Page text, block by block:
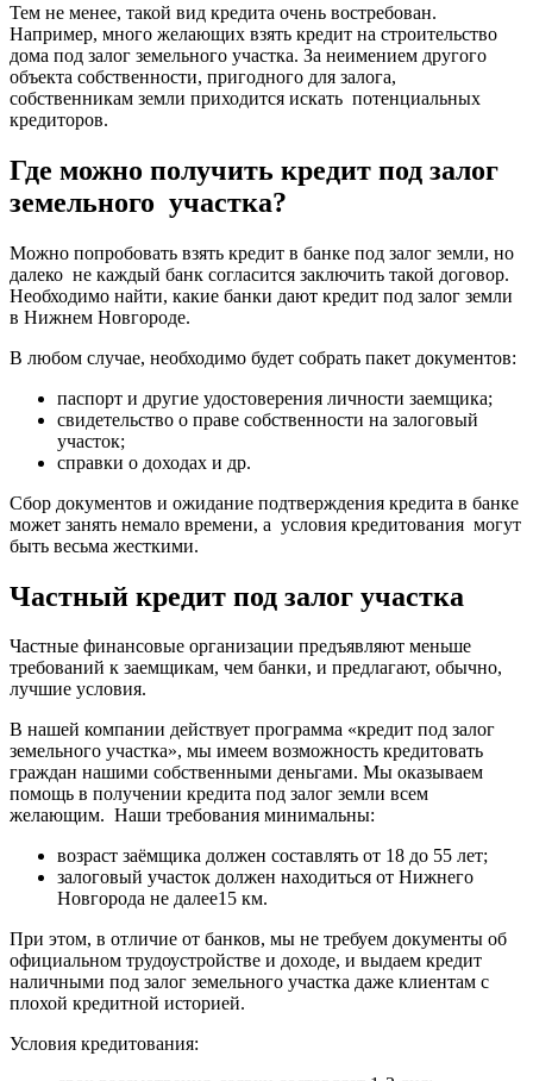
Тем не менее, такой вид кредита очень востребован.
Например, много желающих взять кредит на строительство
дома под залог земельного участка. За неимением другого
объекта собственности, пригодного для залога,
собственникам земли приходится искать потенциальных
кредиторов.
Где можно получить кредит под залог
земельного участка?
Можно попробовать взять кредит в банке под залог земли, но
далеко не каждый банк согласится заключить такой договор.
Необходимо найти, какие банки дают кредит под залог земли
в Нижнем Новгороде.
В любом случае, необходимо будет собрать пакет документов:
паспорт и другие удостоверения личности заемщика;
свидетельство о праве собственности на залоговый
участок;
справки о доходах и др.
Сбор документов и ожидание подтверждения кредита в банке
может занять немало времени, а условия кредитования могут
быть весьма жесткими.
Частный кредит под залог участка
Частные финансовые организации предъявляют меньше
требований к заемщикам, чем банки, и предлагают, обычно,
лучшие условия.
В нашей компании действует программа «кредит под залог
земельного участка», мы имеем возможность кредитовать
граждан нашими собственными деньгами. Мы оказываем
помощь в получении кредита под залог земли всем
желающим. Наши требования минимальны:
возраст заёмщика должен составлять от 18 до 55 лет;
залоговый участок должен находиться от Нижнего
Новгорода не далее15 км.
При этом, в отличие от банков, мы не требуем документы об
официальном трудоустройстве и доходе, и выдаем кредит
наличными под залог земельного участка даже клиентам с
плохой кредитной историей.
Условия кредитования: